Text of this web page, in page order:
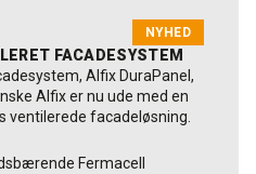
NYHED
FACADESYSTEM
Alfix DuraPanel,
Alfix er nu ude med en
ventilerede facadeløsning.
Fermacell